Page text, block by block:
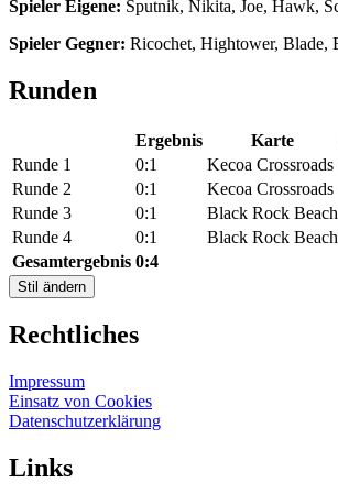
Spieler Eigene: Sputnik, Nikita, Joe, Hawk,
Spieler Gegner: Ricochet, Hightower, Blade,
Runden
Ergebnis Karte
Runde 1
0:1 Kecoa Crossroads
Runde 2
0:1 Kecoa Crossroads
Runde 3
0:1 Black Rock Beach
Runde 4
0:1 Black Rock Beach
Gesamtergebnis 0:4
Stil ändern
Rechtliches
Impressum
Einsatz von Cookies
Datenschutzerklärung
Links